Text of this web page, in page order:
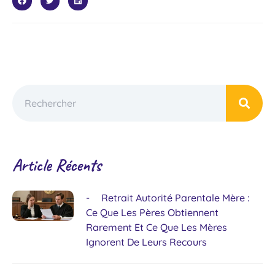
Article Récents
Retrait Autorité Parentale Mère :
Ce Que Les Pères Obtiennent
Rarement Et Ce Que Les Mères
Ignorent De Leurs Recours